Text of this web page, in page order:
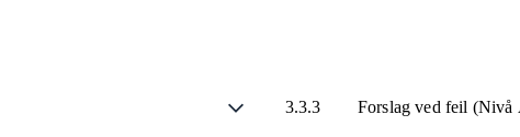
3.3.3 Forslag ved feil